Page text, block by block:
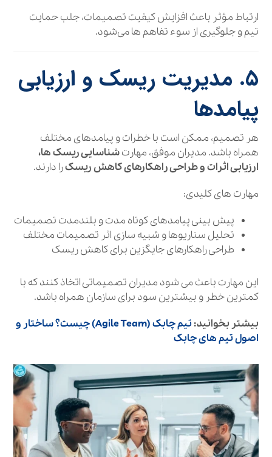
ارتباط مؤثر باعث افزایش کیفیت تصمیمات، جلب حمایت
تیم و جلوگیری از سوء تفاهم‌ ها می‌شود.
۵. مدیریت ریسک و ارزیابی
پیامدها
هر تصمیم، ممکن است با خطرات و پیامدهای مختلف
همراه باشد. مدیران موفق، مهارتشناسایی ریسک‌ ها،
ارزیابی اثرات و طراحی راهکارهای کاهش ریسکرا دارند.
مهارت‌ های کلیدی:
پیش‌ بینی پیامدهای کوتاه‌ مدت و بلندمدت تصمیمات
تحلیل سناریوها و شبیه‌ سازی اثر تصمیمات مختلف
طراحی راهکارهای جایگزین برای کاهش ریسک
این مهارت باعث می‌ شود مدیران تصمیماتی اتخاذ کنند که با
کمترین خطر و بیشترین سود برای سازمان همراه باشد.
بیشتر بخوانید:
تیم چابک (Agile Team) چیست؟ ساختار و
اصول تیم های چابک